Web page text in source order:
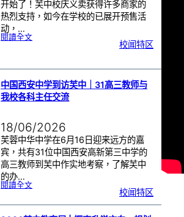
开始了！芙中校庆义卖获得许多商家的
热烈支持，如今在学校的已展开预售活
动，…
閱讀全文:
｜
卖
预
售
已
开
展
校闻特区
中国西安中学到访芙中｜31高三教师与
我校各科主任交流
18/06/2026
芙蓉中华中学在6月16日迎来远方的嘉
宾，共有31位中国西安高新第三中学的
高三教师到芙中作实地考察，了解芙中
的办…
閱讀全文:中
中
到
校闻特区